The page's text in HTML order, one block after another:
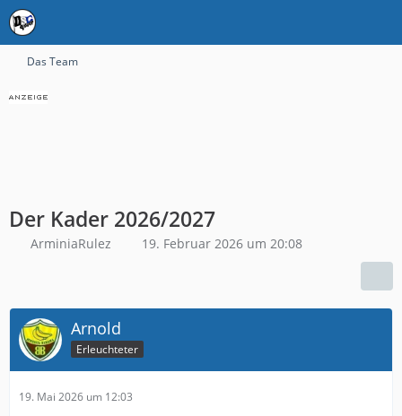
Das Team
Der Kader 2026/2027
ArminiaRulez 19. Februar 2026 um 20:08
Arnold
Erleuchteter
19. Mai 2026 um 12:03